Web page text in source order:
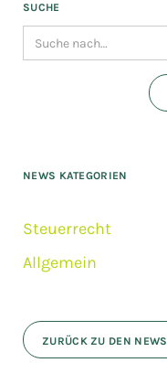
SUCHE
NEWS KATEGORIEN
Steuerrecht
Allgemein
ZURÜCK ZU DEN NEWS